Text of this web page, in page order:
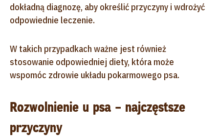
dokładną diagnozę, aby określić przyczyny i wdrożyć
odpowiednie leczenie.
W takich przypadkach ważne jest również
stosowanie odpowiedniej diety, która może
wspomóc zdrowie układu pokarmowego psa.
Rozwolnienie u psa – najczęstsze
przyczyny